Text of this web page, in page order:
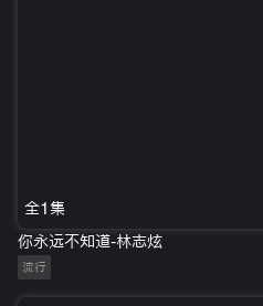
全1集
你永远不知道-林志炫
流行